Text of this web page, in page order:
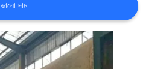
ভালো দাম